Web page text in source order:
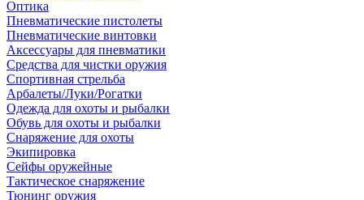
Оптика
Пневматические пистолеты
Пневматические винтовки
Аксессуары для пневматики
Средства для чистки оружия
Спортивная стрельба
Арбалеты/Луки/Рогатки
Одежда для охоты и рыбалки
Обувь для охоты и рыбалки
Снаряжение для охоты
Экипировка
Сейфы оружейные
Тактическое снаряжение
Тюнинг оружия